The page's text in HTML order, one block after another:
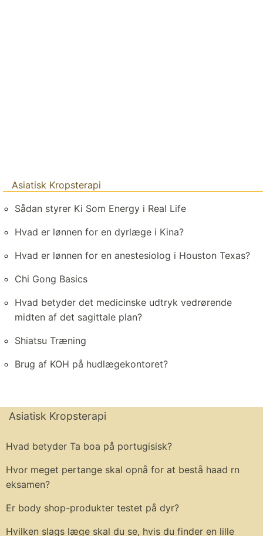
Asiatisk Kropsterapi
Sådan styrer Ki Som Energy i Real Life
Hvad er lønnen for en dyrlæge i Kina?
Hvad er lønnen for en anestesiolog i Houston Texas?
Chi Gong Basics
Hvad betyder det medicinske udtryk vedrørende
midten af ​​det sagittale plan?
Shiatsu Træning
Brug af KOH på hudlægekontoret?
Asiatisk Kropsterapi
Hvad betyder Ta boa på portugisisk?
Hvor meget pertange skal opnå for at bestå haad rn
eksamen?
Er body shop-produkter testet på dyr?
Hvilken slags læge skal du se, hvis du finder en lille